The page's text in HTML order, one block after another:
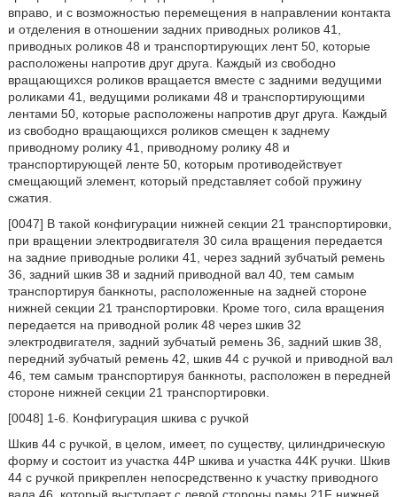
вправо, и с возможностью перемещения в направлении контакта
и отделения в отношении задних приводных роликов 41,
приводных роликов 48 и транспортирующих лент 50, которые
расположены напротив друг друга. Каждый из свободно
вращающихся роликов вращается вместе с задними ведущими
роликами 41, ведущими роликами 48 и транспортирующими
лентами 50, которые расположены напротив друг друга. Каждый
из свободно вращающихся роликов смещен к заднему
приводному ролику 41, приводному ролику 48 и
транспортирующей ленте 50, которым противодействует
смещающий элемент, который представляет собой пружину
сжатия.
[0047] В такой конфигурации нижней секции 21 транспортировки,
при вращении электродвигателя 30 сила вращения передается
на задние приводные ролики 41, через задний зубчатый ремень
36, задний шкив 38 и задний приводной вал 40, тем самым
транспортируя банкноты, расположенные на задней стороне
нижней секции 21 транспортировки. Кроме того, сила вращения
передается на приводной ролик 48 через шкив 32
электродвигателя, задний зубчатый ремень 36, задний шкив 38,
передний зубчатый ремень 42, шкив 44 с ручкой и приводной вал
46, тем самым транспортируя банкноты, расположен в передней
стороне нижней секции 21 транспортировки.
[0048] 1-6. Конфигурация шкива с ручкой
Шкив 44 с ручкой, в целом, имеет, по существу, цилиндрическую
форму и состоит из участка 44P шкива и участка 44K ручки. Шкив
44 с ручкой прикреплен непосредственно к участку приводного